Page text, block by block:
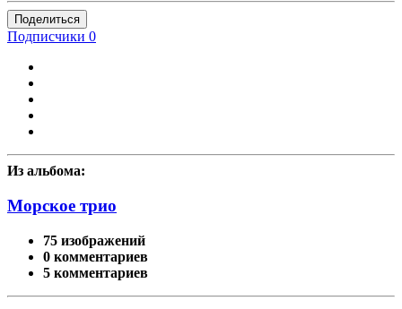
Поделиться
Подписчики 0
Из альбома:
Морское трио
75 изображений
0 комментариев
5 комментариев